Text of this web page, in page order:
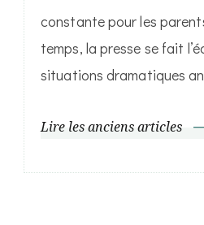
constante pour les
temps, la presse se fait
situations dramatiques
Lire les anciens articles